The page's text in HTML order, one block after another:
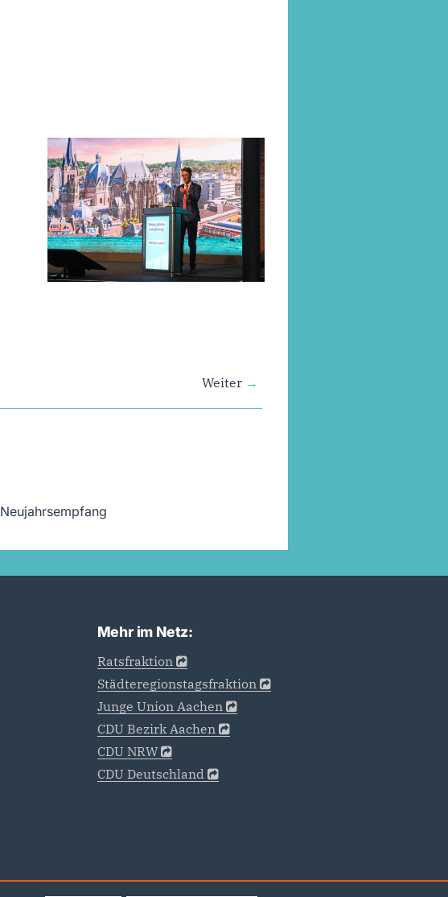
Weiter
Neujahrsempfang
Mehr im Netz:
Ratsfraktion
Städteregionstagsfraktion
Junge Union Aachen
CDU Bezirk Aachen
CDU NRW
CDU Deutschland